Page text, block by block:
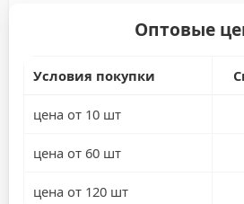
Оптовые
Условия покупки
цена от 10 шт
цена от 60 шт
цена от 120 шт